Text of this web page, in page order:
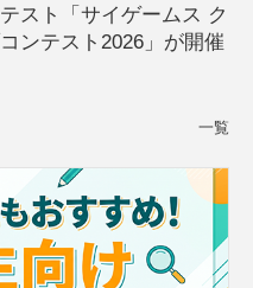
スト「サイゲームス ク
ンテスト2026」が開催
一覧